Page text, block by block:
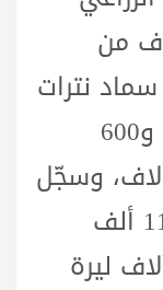
من
نترات
الأمونيوم للطون بـ 789 ألفاً و600
بعد أن كان بـ 206.6 آلاف، وسجّل
السوبر فوسفات بمليون و112 ألف
أن كان بـ 304.8 آلاف ليرة